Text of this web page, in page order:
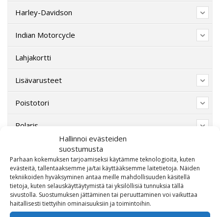
Hallinnoi evästeiden
suostumusta
Parhaan kokemuksen tarjoamiseksi käytämme teknologioita, kuten
evästeitä, tallentaaksemme ja/tai käyttääksemme laitetietoja. Näiden
tekniikoiden hyväksyminen antaa meille mahdollisuuden käsitellä
tietoja, kuten selauskäyttäytymistä tai yksilöllisiä tunnuksia tällä
sivustolla. Suostumuksen jättäminen tai peruuttaminen voi vaikuttaa
haitallisesti tiettyihin ominaisuuksiin ja toimintoihin.
Harley-Davidson
Indian Motorcycle
Lahjakortti
Lisävarusteet
Poistotori
Polaris
SW-Motech
Varaosat/Sekalaiset